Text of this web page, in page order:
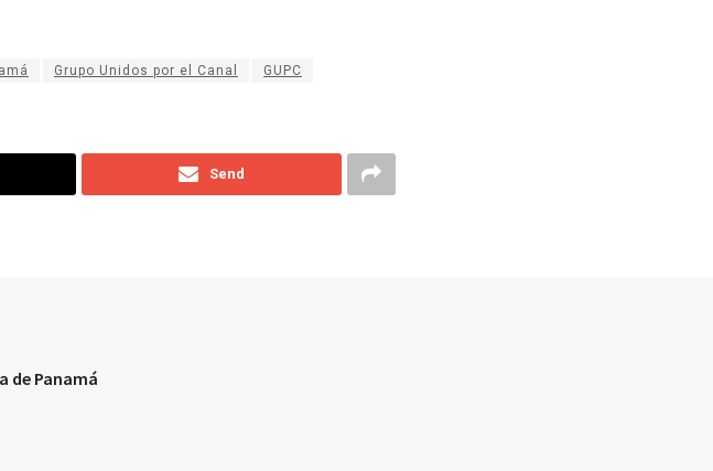
Grupo Unidos por el Canal GUPC
Send
de Panamá